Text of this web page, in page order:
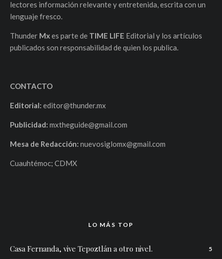
lectores información relevante y entretenida, escrita con un
lenguaje fresco.
Thunder Mxes parte de TIME LIFE Editorial y los artículos
publicados son responsabilidad de quien los publica.
CONTACTO
Editorial: editor@thunder.mx
Publicidad: mxtheguide@gmail.com
Mesa de Redacción: nuevosiglomx@gmail.com
Cuauhtémoc; CDMX
LO MÁS TOP
Casa Fernanda, vive Tepoztlán a otro nivel. 5